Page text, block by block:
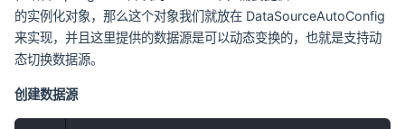
的实例化对象，那么这个对象我们就放在 DataSourceAutoConfig
来实现，并且这里提供的数据源是可以动态变换的，也就是支持动
态切换数据源。
创建数据源